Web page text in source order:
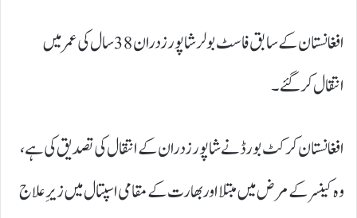
افغانستان کے سابق فاسٹ بولر شاپور زدران 38 سال کی عمر میں
انتقال کر گئے۔
افغانستان کرکٹ بورڈ نے شاپور زدران کے انتقال کی تصدیق کی ہے،
وہ کینسر کے مرض میں مبتلا اور بھارت کے مقامی اسپتال میں زیرِ علاج